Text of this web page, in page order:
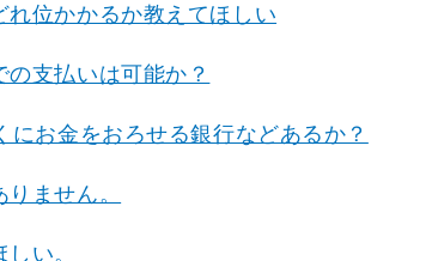
れ位かかるか教えてほしい
支払いは可能か？
にお金をおろせる銀行などあるか？
ません。
い。